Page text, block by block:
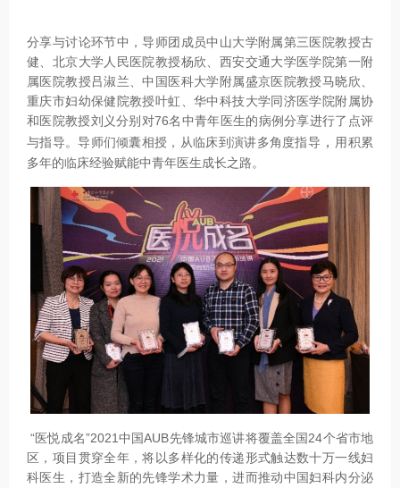
分享与讨论环节中，导师团成员中山大学附属第三医院教授古
健、北京大学人民医院教授杨欣、西安交通大学医学院第一附
属医院教授吕淑兰、中国医科大学附属盛京医院教授马晓欣、
重庆市妇幼保健院教授叶虹、华中科技大学同济医学院附属协
和医院教授刘义分别对76名中青年医生的病例分享进行了点评
与指导。导师们倾囊相授，从临床到演讲多角度指导 ， 用积累
多年的临床经验赋能中青年医生成长之路。
“医悦成名”2021中国AUB先锋城市巡讲将覆盖全国24个省市地
区，项目贯穿全年，将以多样化的传递形式触达数十万一线妇
科医生，打造全新的先锋学术力量，进而推动中国妇科内分泌